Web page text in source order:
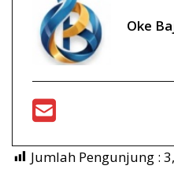
Oke
Jumlah Pengunjung :